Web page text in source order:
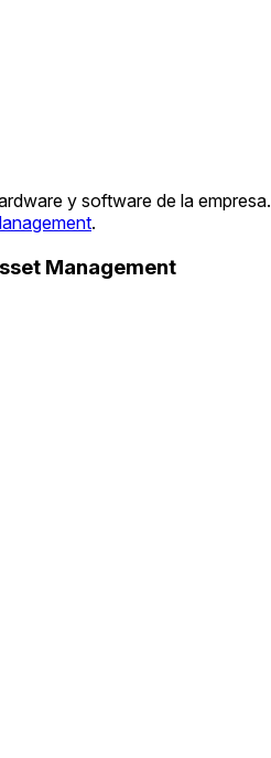
y software de la empresa.
.
Management